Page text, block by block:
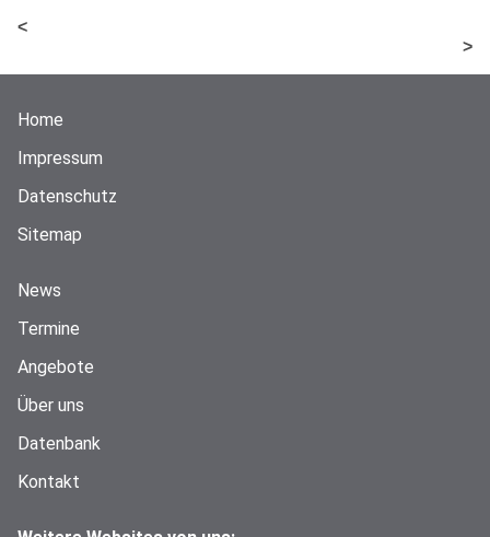
<
>
Home
Impressum
Datenschutz
Sitemap
News
Termine
Angebote
Über uns
Datenbank
Kontakt